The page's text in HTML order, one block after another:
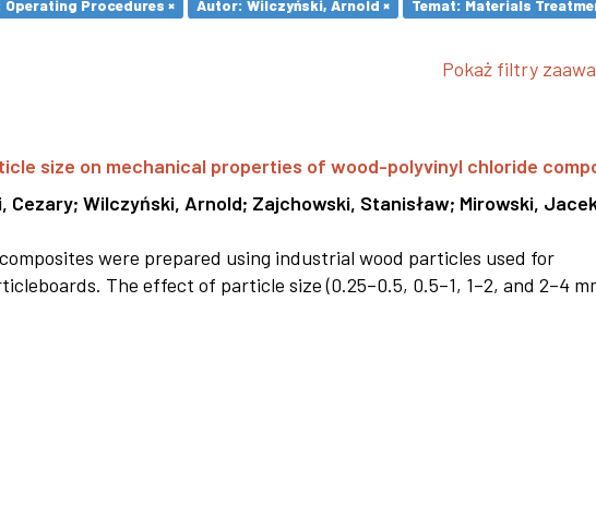
Operating Procedures × Autor: Wilczyński, Arnold ×
Temat: Materials
Pokaż filtry
size on mechanical properties of wood-polyvinyl chloride
Cezary; Wilczyński, Arnold; Zajchowski, Stanisław; Mirowski,
were prepared using industrial wood particles used for
The effect of particle size (0.25–0.5, 0.5–1, 1–2, and 2–4